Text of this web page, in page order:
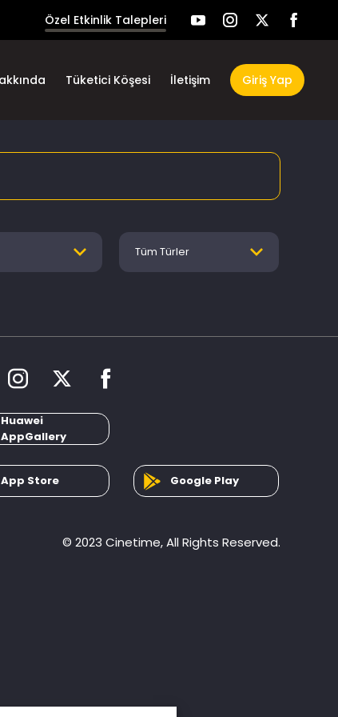
Özel Etkinlik Talepleri
Tüketici Köşesi İletişim Giriş Yap
Tüm Türler
Huawei
AppGallery
App Store Google Play
© 2023 Cinetime, All Rights Reserved.